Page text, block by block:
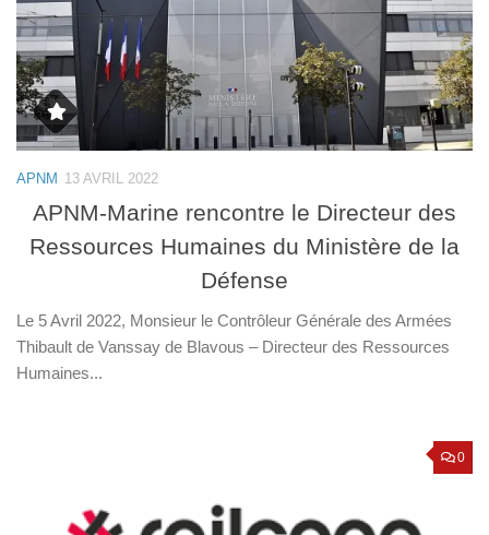
APNM 13 AVRIL 2022
APNM-Marine rencontre le Directeur des
Ressources Humaines du Ministère de la
Défense
Le 5 Avril 2022, Monsieur le Contrôleur Générale des Armées
Thibault de Vanssay de Blavous – Directeur des Ressources
Humaines...
0